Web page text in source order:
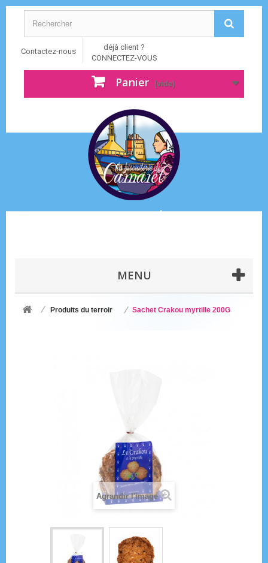
Contactez-nous
déjà client ?
CONNECTEZ-VOUS
Panier (vide)
MENU
Produits du terroir Sachet Crakou myrtille 200G
Agrandir l'image